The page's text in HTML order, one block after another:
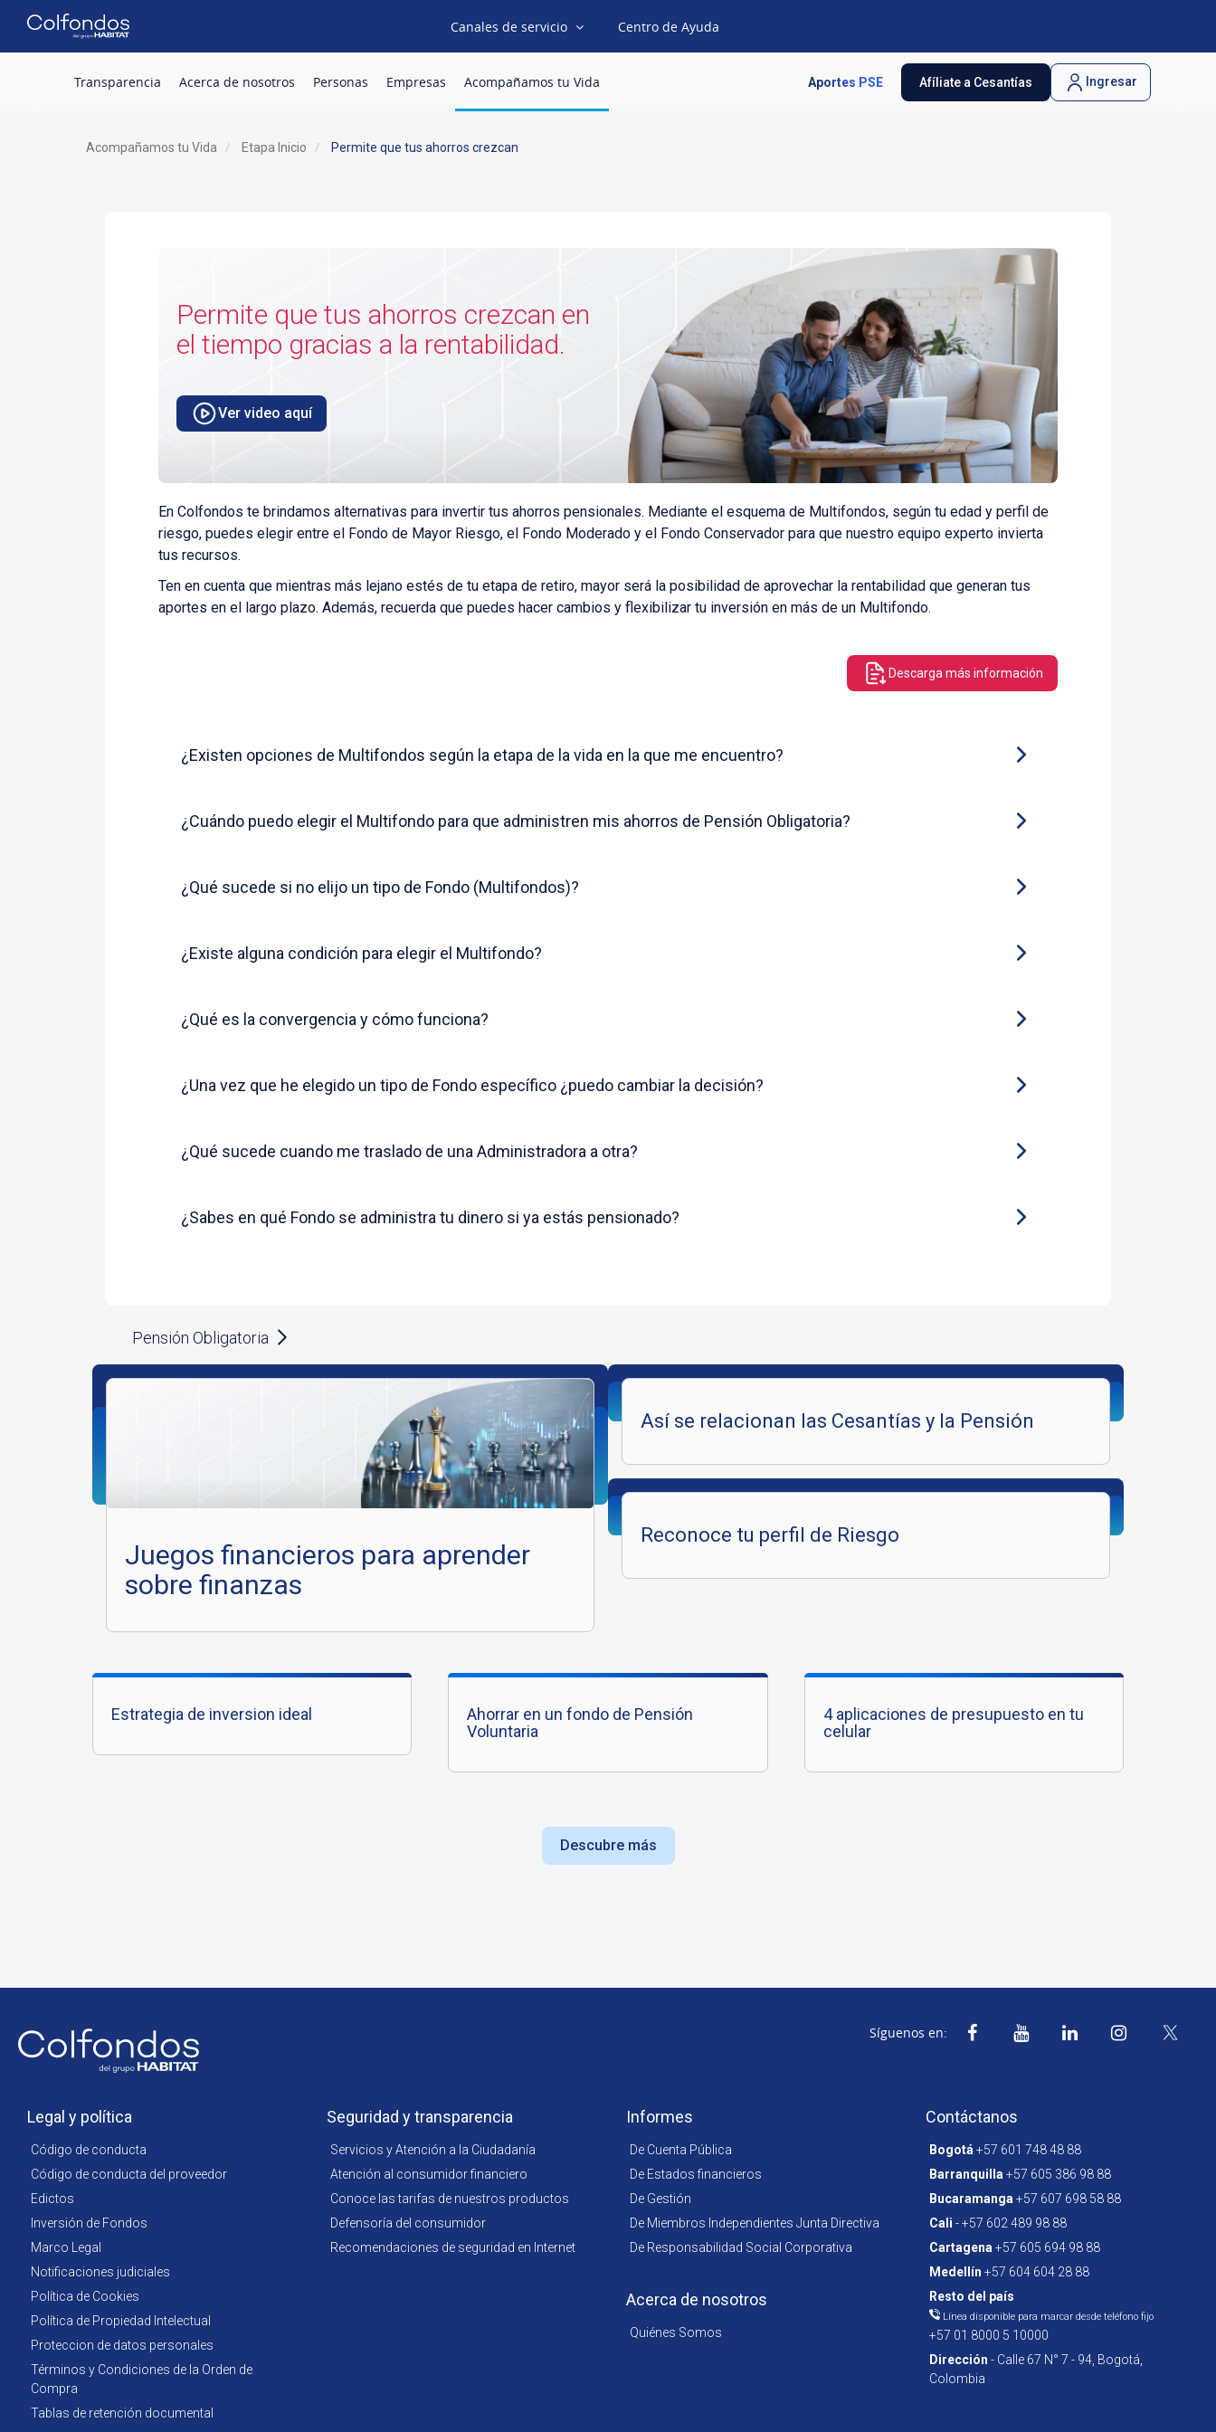
Canales de servicio Centro de Ayuda
Transparencia Acerca de nosotros Personas Empresas Acompañamos tu Vida Afíliate a Cesantías Ingresar
Aportes PSE
Acompañamos tu Vida Etapa Inicio Permite que tus ahorros crezcan
Permite que tus ahorros crezcan en
el tiempo gracias a la rentabilidad.
Ver video aquí
En Colfondos te brindamos alternativas para invertir tus ahorros pensionales. Mediante el esquema de Multifondos, según tu edad y perfil de
riesgo, puedes elegir entre el Fondo de Mayor Riesgo, el Fondo Moderado y el Fondo Conservador para que nuestro equipo experto invierta
tus recursos.
Ten en cuenta que mientras más lejano estés de tu etapa de retiro, mayor será la posibilidad de aprovechar la rentabilidad que generan tus
aportes en el largo plazo. Además, recuerda que puedes hacer cambios y flexibilizar tu inversión en más de un Multifondo.
Descarga más información
¿Existen opciones de Multifondos según la etapa de la vida en la que me encuentro?
Moderado
¿Cuándo puedo elegir el Multifondo para que administren mis ahorros de Pensión Obligatoria?
¿Qué sucede si no elijo un tipo de Fondo (Multifondos)?
¿Existe alguna condición para elegir el Multifondo?
¿Qué es la convergencia y cómo funciona?
¿Una vez que he elegido un tipo de Fondo específico ¿puedo cambiar la decisión?
¿Qué sucede cuando me traslado de una Administradora a otra?
¿Sabes en qué Fondo se administra tu dinero si ya estás pensionado?
Pensión Obligatoria
Juegos financieros para aprender
sobre finanzas
Así se relacionan las Cesantías y la Pensión
Reconoce tu perfil de Riesgo
Estrategia de inversion ideal
Ahorrar en un fondo de Pensión
Voluntaria
4 aplicaciones de presupuesto en tu
celular
Descubre más
Legal y política
Código de conducta
Código de conducta del proveedor
Edictos
Inversión de Fondos
Marco Legal
Notificaciones judiciales
Política de Cookies
Política de Propiedad Intelectual
Proteccion de datos personales
Términos y Condiciones de la Orden de
Compra
Tablas de retención documental
Seguridad y transparencia
Servicios y Atención a la Ciudadanía
Atención al consumidor financiero
Conoce las tarifas de nuestros productos
Defensoría del consumidor
Recomendaciones de seguridad en Internet
Informes
De Cuenta Pública
De Estados financieros
De Gestión
De Miembros Independientes Junta Directiva
De Responsabilidad Social Corporativa
Acerca de nosotros
Quiénes Somos
Contáctanos
Bogotá +57 601 748 48 88
Barranquilla +57 605 386 98 88
Bucaramanga +57 607 698 58 88
Cali - +57 602 489 98 88
Cartagena +57 605 694 98 88
Medellín +57 604 604 28 88
Resto del país
Línea disponible para marcar desde teléfono fijo
+57 01 8000 5 10000
Dirección - Calle 67 N° 7 - 94, Bogotá,
Colombia
Síguenos en: